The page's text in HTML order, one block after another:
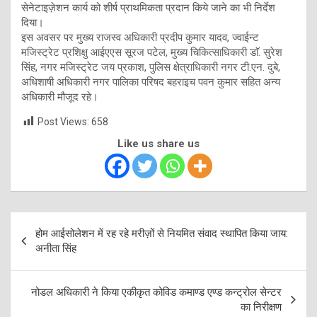
सेनेटाइज़ेशन कार्य को शीर्ष प्राथमिकता प्रदान किये जाने का भी निर्देश
दिया।
इस अवसर पर मुख्य राजस्व अधिकारी प्रदीप कुमार यादव, ज्वाईन्ट
मजिस्ट्रेट प्रशिक्षु आईएएस सूरज पटेल, मुख्य चिकित्साधिकारी डाॅ. सुरेश
सिंह, नगर मजिस्ट्रेट जय प्रकाश, पुलिस क्षेत्राधिकारी नगर टी.एन. दुबे,
अधिशाषी अधिकारी नगर पालिका परिषद बहराइच पवन कुमार सहित अन्य
अधिकारी मौजूद रहे।
Post Views: 658
Like us share us
Post
navigation
होम आईसोलेशन में रह रहे मरीज़ों से नियमित संवाद स्थापित किया जाय:
अनीता सिंह
नोडल अधिकारी ने किया एकीकृत कोविड कमाण्ड एण्ड कन्ट्रोल सेन्टर
का निरीक्षण